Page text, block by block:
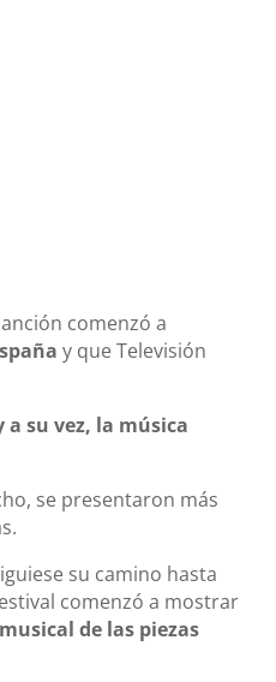
comenzó a
y que Televisión
su vez, la música
se presentaron más
su camino hasta
comenzó a mostrar
de las piezas